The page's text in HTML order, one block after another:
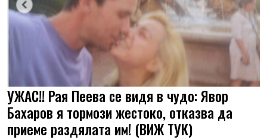
УЖАС!! Рая Пеева се видя в чудо: Явор
Бахаров я тормози жестоко, отказва да
приеме раздялата им! (ВИЖ ТУК)